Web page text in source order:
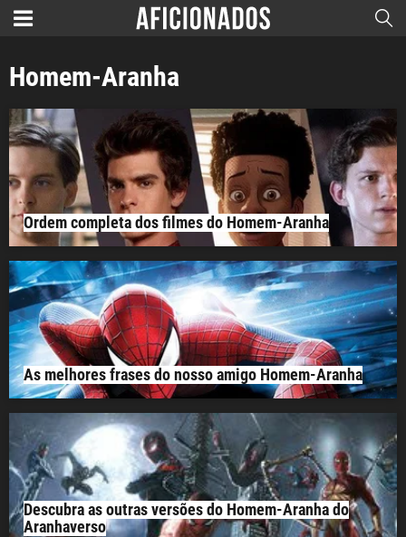
Homem-Aranha
Ordem completa dos filmes do Homem-Aranha
As melhores frases do nosso amigo Homem-Aranha
Descubra as outras versões do Homem-Aranha do
Aranhaverso